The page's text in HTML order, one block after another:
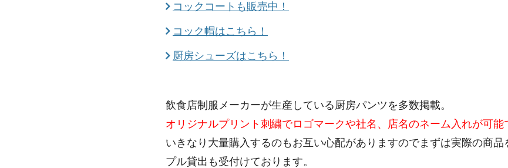
コックコートも販売中！
コック帽はこちら！
厨房シューズはこちら！
飲食店制服メーカーが生産している厨房パンツを多数掲載。
オリジナルプリント刺繍でロゴマークや社名、店名のネーム入れが可能
いきなり大量購入するのもお互い心配がありますのでまずは実際の商
プル貸出も受付けております。